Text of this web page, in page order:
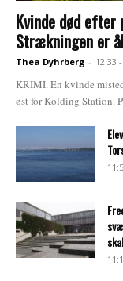
Kvinde død efter
Strækningen er
Thea Dyhrberg - 12:33
KRIMI. En kvinde
øst for Kolding Station.